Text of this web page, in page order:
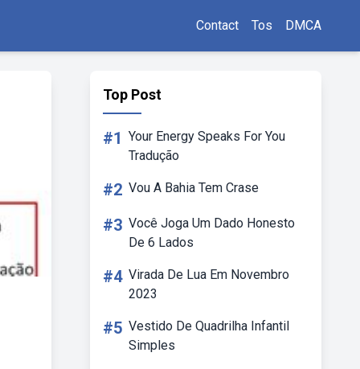
Contact Tos DMCA
Top Post
#1 Your Energy Speaks For You
Tradução
#2 Vou A Bahia Tem Crase
#3 Você Joga Um Dado Honesto
De 6 Lados
#4 Virada De Lua Em Novembro
2023
#5 Vestido De Quadrilha Infantil
Simples